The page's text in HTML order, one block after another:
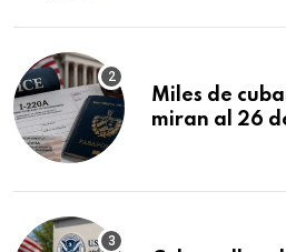
Miles de
miran al 26